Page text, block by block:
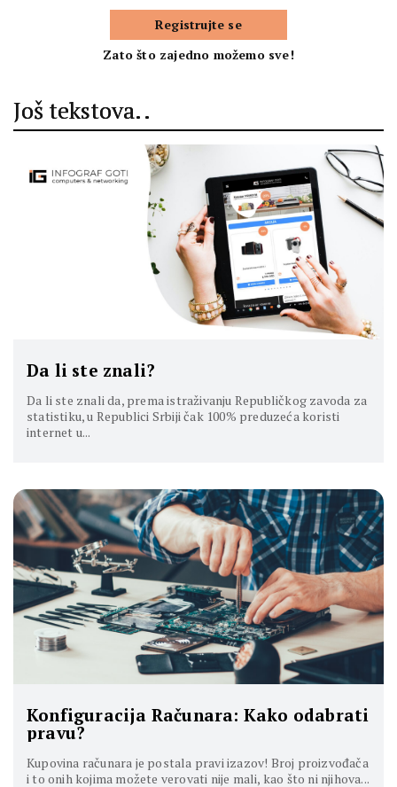
Registrujte se
Zato što zajedno možemo sve!
Još tekstova..
Da li ste znali?
Da li ste znali da, prema istraživanju Republičkog zavoda za
statistiku, u Republici Srbiji čak 100% preduzeća koristi
internet u...
Konfiguracija Računara: Kako odabrati
pravu?
Kupovina računara je postala pravi izazov! Broj proizvođača
i to onih kojima možete verovati nije mali, kao što ni njihova...